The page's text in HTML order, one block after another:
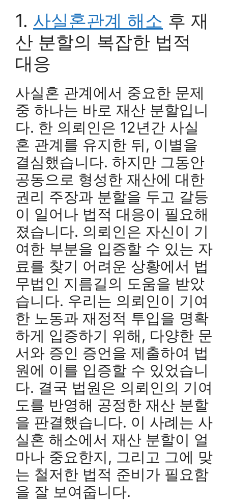
1. 사실혼관계 해소 후 재
산 분할의 복잡한 법적
대응
사실혼 관계에서 중요한 문제
중 하나는 바로 재산 분할입니
다. 한 의뢰인은 12년간 사실
혼 관계를 유지한 뒤, 이별을
결심했습니다. 하지만 그동안
공동으로 형성한 재산에 대한
권리 주장과 분할을 두고 갈등
이 일어나 법적 대응이 필요해
졌습니다. 의뢰인은 자신이 기
여한 부분을 입증할 수 있는 자
료를 찾기 어려운 상황에서 법
무법인 지름길의 도움을 받았
습니다. 우리는 의뢰인이 기여
한 노동과 재정적 투입을 명확
하게 입증하기 위해, 다양한 문
서와 증인 증언을 제출하여 법
원에 이를 입증할 수 있었습니
다. 결국 법원은 의뢰인의 기여
도를 반영해 공정한 재산 분할
을 판결했습니다. 이 사례는 사
실혼 해소에서 재산 분할이 얼
마나 중요한지, 그리고 그에 맞
는 철저한 법적 준비가 필요함
을 잘 보여줍니다.